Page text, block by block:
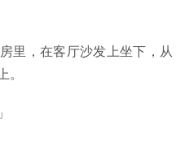
里，在客厅沙发上坐下，从